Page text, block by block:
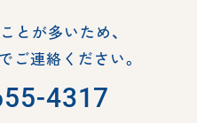
とが多いため、
ご連絡ください。
4317